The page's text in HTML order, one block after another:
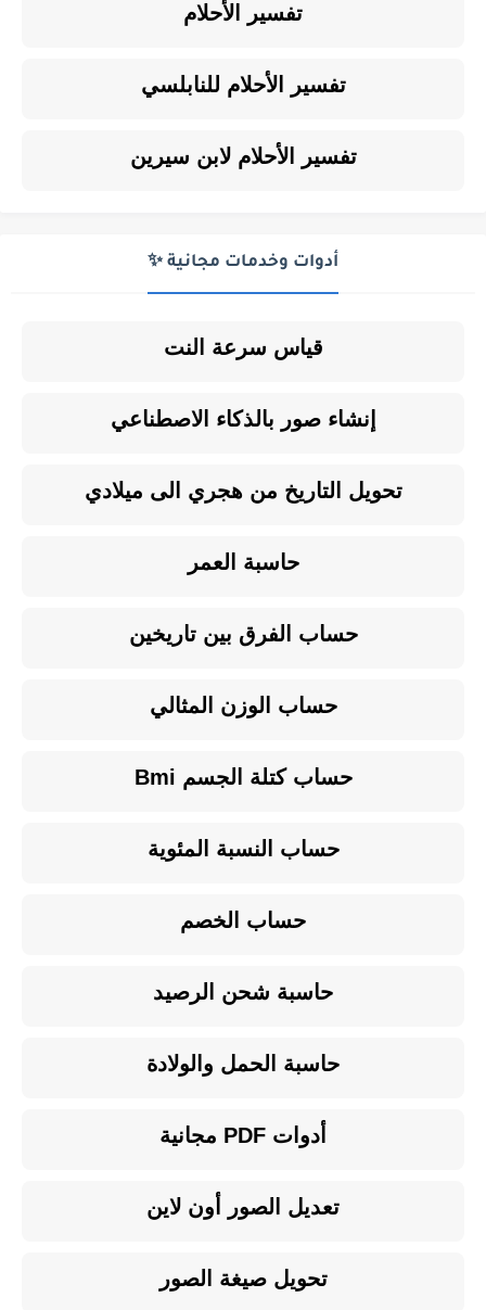
تفسير الأحلام
تفسير الأحلام للنابلسي
تفسير الأحلام لابن سيرين
أدوات وخدمات مجانية ✨
قياس سرعة النت
إنشاء صور بالذكاء الاصطناعي
تحويل التاريخ من هجري الى ميلادي
حاسبة العمر
حساب الفرق بين تاريخين
حساب الوزن المثالي
حساب كتلة الجسم Bmi
حساب النسبة المئوية
حساب الخصم
حاسبة شحن الرصيد
حاسبة الحمل والولادة
أدوات PDF مجانية
تعديل الصور أون لاين
تحويل صيغة الصور